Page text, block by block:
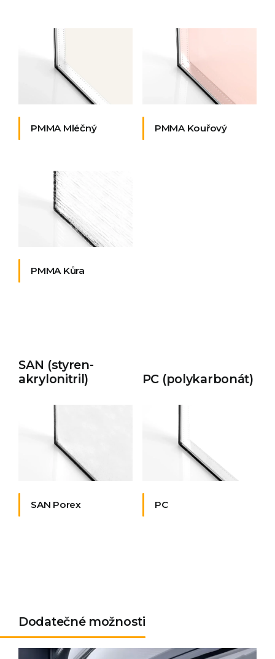
PMMA Mléčný PMMA Kouřový
PMMA Kůra
SAN (styren-
akrylonitril)
SAN Porex
PC (polykarbonát)
PC
Dodatečné možnosti